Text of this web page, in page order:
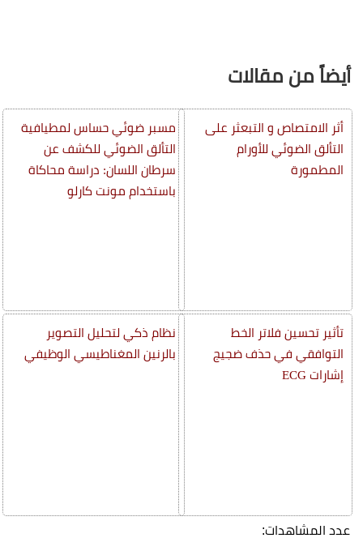
أيضاً من مقالات
أثر الامتصاص و التبعثر على
التألق الضوئي للأورام
المطمورة
تأثير تحسين فلاتر الخط
التوافقي في حذف ضجيج
إشارات ECG
مسبر ضوئي حساس لمطيافية
التألق الضوئي للكشف عن
سرطان اللسان: دراسة محاكاة
باستخدام مونت كارلو
نظام ذكي لتحليل التصوير
بالرنين المغناطيسي الوظيفي
عدد المشاهدات: